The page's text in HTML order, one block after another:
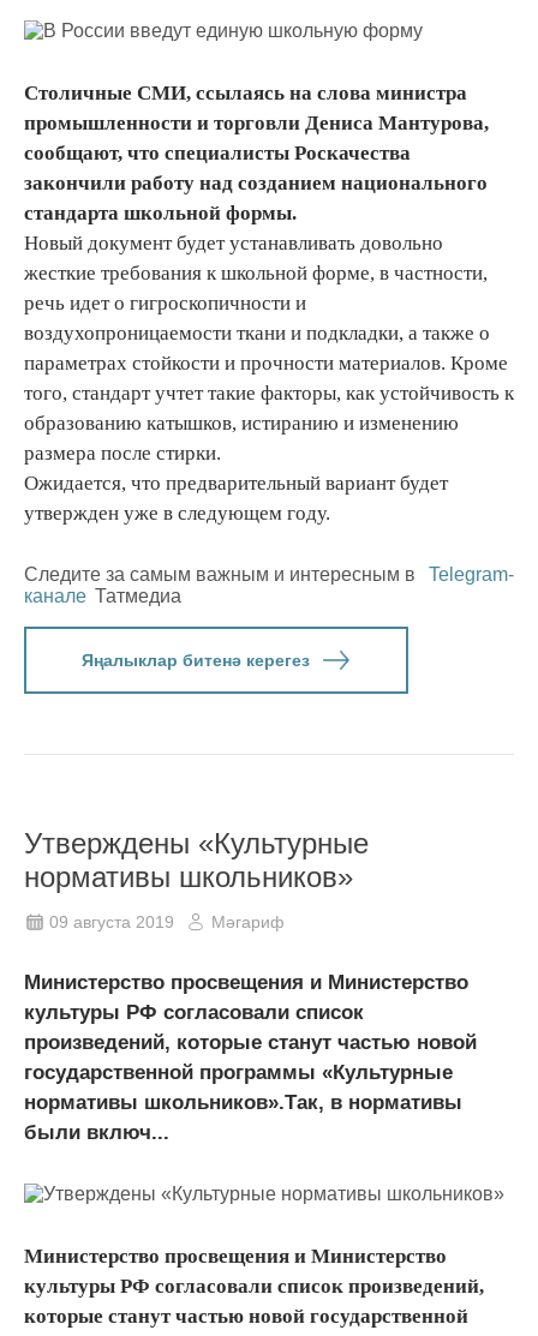
Столичные СМИ, ссылаясь на слова министра
промышленности и торговли Дениса Мантурова,
сообщают, что специалисты Роскачества
закончили работу над созданием национального
стандарта школьной формы.
Новый документ будет устанавливать довольно
жесткие требования к школьной форме, в частности,
речь идет о гигроскопичности и
воздухопроницаемости ткани и подкладки, а также о
параметрах стойкости и прочности материалов. Кроме
того, стандарт учтет такие факторы, как устойчивость к
образованию катышков, истиранию и изменению
размера после стирки.
Ожидается, что предварительный вариант будет
утвержден уже в следующем году.
Следите за самым важным и интересным в
Telegram-
канале Татмедиа
Яңалыклар битенә керегез
Утверждены «Культурные
нормативы школьников»
09 августа 2019 Мәгариф
Министерство просвещения и Министерство
культуры РФ согласовали список
произведений, которые станут частью новой
государственной программы «Культурные
нормативы школьников».Так, в нормативы
были включ...
Министерство просвещения и Министерство
культуры РФ согласовали список произведений,
которые станут частью новой государственной